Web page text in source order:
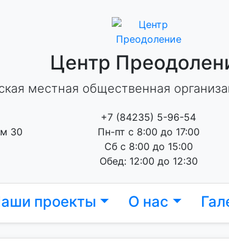
Центр
местная общественная
30
+7 (84235) 5-96-54
Пн-пт с 8:00 до 17:00
Сб с 8:00 до 15:00
Обед: 12:00 до 12:30
проекты О нас